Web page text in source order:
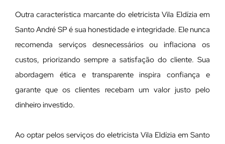
Outra característica marcante do eletricista Vila Eldízia em
Santo André SP é sua honestidade e integridade. Ele nunca
recomenda serviços desnecessários ou inflaciona os
custos, priorizando sempre a satisfação do cliente. Sua
abordagem ética e transparente inspira confiança e
garante que os clientes recebam um valor justo pelo
dinheiro investido.
Ao optar pelos serviços do eletricista Vila Eldízia em Santo